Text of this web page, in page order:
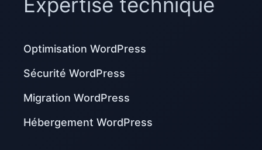
Optimisation WordPress
Sécurité WordPress
Migration WordPress
Hébergement WordPress